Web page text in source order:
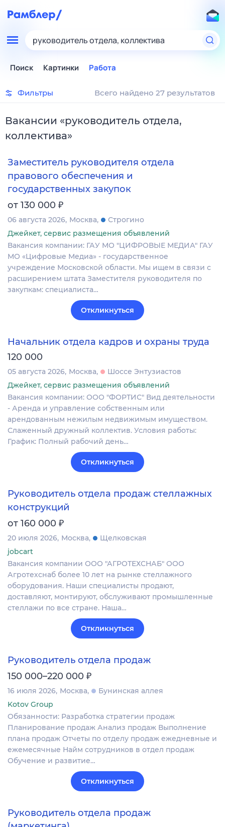
руководитель отдела, коллектива
Поиск Картинки Работа
Фильтры Всего найдено 27 результатов
Вакансии «руководитель отдела,
коллектива»
Заместитель руководителя отдела
правового обеспечения и
государственных закупок
от 130 000 ₽
06 августа 2026 Москва
Строгино
Джейкет, сервис размещения объявлений
Вакансия компании: ГАУ МО "ЦИФРОВЫЕ МЕДИА" ГАУ
МО «Цифровые Медиа» - государственное
учреждение Московской области. Мы ищем в связи с
расширением штата Заместителя руководителя по
закупкам: специалиста…
Откликнуться
Начальник отдела кадров и охраны труда
120 000
05 августа 2026 Москва
Шоссе Энтузиастов
Джейкет, сервис размещения объявлений
Вакансия компании: ООО "ФОРТИС" Вид деятельности
- Аренда и управление собственным или
арендованным нежилым недвижимым имуществом.
Слаженный дружный коллектив. Условия работы:
График: Полный рабочий день…
Откликнуться
Руководитель отдела продаж стеллажных
конструкций
от 160 000 ₽
20 июля 2026 Москва
Щелковская
jobcart
Вакансия компании ООО "АГРОТЕХСНАБ" ООО
Агротехснаб более 10 лет на рынке стеллажного
оборудования. Наши специалисты продают,
доставляют, монтируют, обслуживают промышленные
стеллажи по все стране. Наша…
Откликнуться
Руководитель отдела продаж
150 000–220 000 ₽
16 июля 2026 Москва
Бунинская аллея
Kotov Group
Обязанности: Разработка стратегии продаж
Планирование продаж Анализ продаж Выполнение
плана продаж Отчеты по отделу продаж ежедневные и
ежемесячные Найм сотрудников в отдел продаж
Обучение и развитие…
Откликнуться
Руководитель отдела продаж